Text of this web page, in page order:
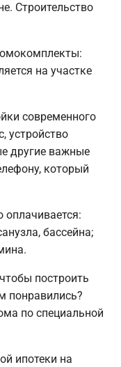
Строительство
на участке
современного
устройство
другие важные
который
оплачивается:
бассейна;
построить
понравились?
по специальной
ипотеки на